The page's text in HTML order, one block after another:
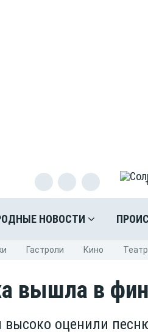
НОВОСТИ
Гастроли Кино Театр
вышла в
высоко оценили